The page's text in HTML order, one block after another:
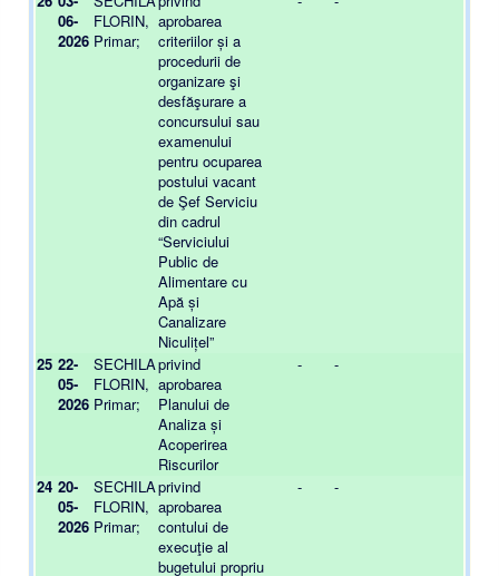
06-
2026
FLORIN,
Primar;
aprobarea
criteriilor și a
procedurii de
organizare şi
desfăşurare a
concursului sau
examenului
pentru ocuparea
postului vacant
de Şef Serviciu
din cadrul
“Serviciului
Public de
Alimentare cu
Apă și
Canalizare
Niculițel”
25 22-
05-
2026
SECHILA
FLORIN,
Primar;
privind
aprobarea
Planului de
Analiza și
Acoperirea
Riscurilor
- -
24 20-
05-
2026
SECHILA
FLORIN,
Primar;
privind
aprobarea
contului de
execuţie al
bugetului propriu
- -